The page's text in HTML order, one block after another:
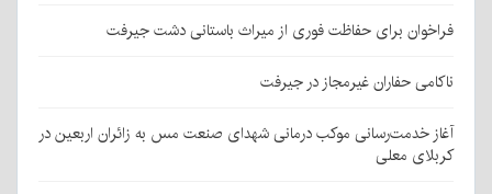
فراخوان برای حفاظت فوری از میراث باستانی دشت جیرفت
ناکامی حفاران غیرمجاز در جیرفت
آغاز خدمت‌رسانی موکب درمانی شهدای صنعت مس به زائران اربعین در
کربلای معلی